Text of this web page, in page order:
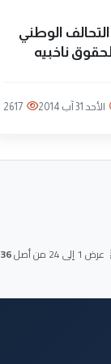
الوطني
ناخبيه
الأحد 31 آب 2014 2617
عرض 1 إلى 24 من أصل 36